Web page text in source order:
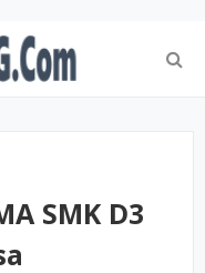
SMK D3